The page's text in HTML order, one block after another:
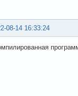
08-14 16:33:24